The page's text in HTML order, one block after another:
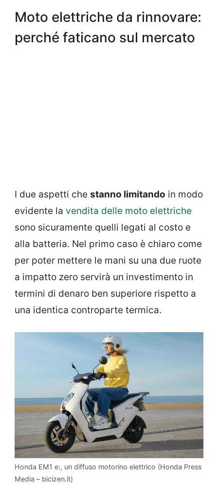
Moto elettriche da rinnovare:
perché faticano sul mercato
I due aspetti che stanno limitando in modo
evidente la vendita delle moto elettriche
sono sicuramente quelli legati al costo e
alla batteria. Nel primo caso è chiaro come
per poter mettere le mani su una due ruote
a impatto zero servirà un investimento in
termini di denaro ben superiore rispetto a
una identica controparte termica.
Honda EM1 e:, un diffuso motorino elettrico (Honda Press
Media – bicizen.it)